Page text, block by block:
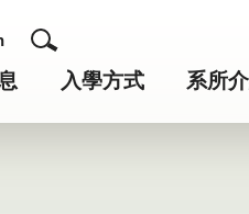
入學方式 系所